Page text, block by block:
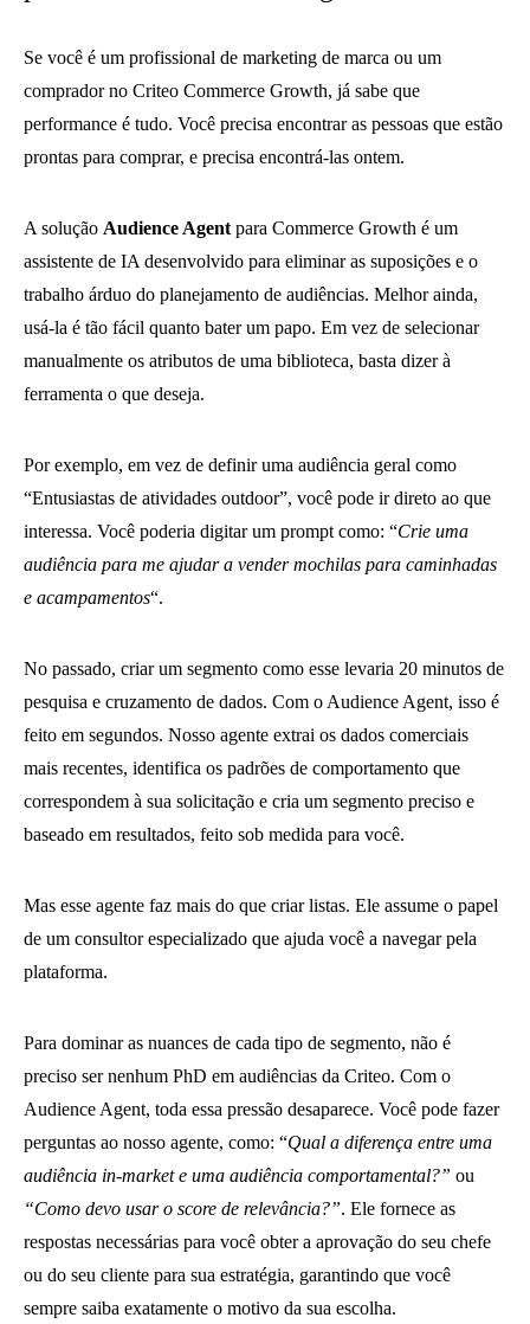
Se você é um profissional de marketing de marca ou um
comprador no Criteo Commerce Growth, já sabe que
performance é tudo. Você precisa encontrar as pessoas que estão
prontas para comprar, e precisa encontrá-las ontem.
A solução Audience Agent para Commerce Growth é um
assistente de IA desenvolvido para eliminar as suposições e o
trabalho árduo do planejamento de audiências. Melhor ainda,
usá-la é tão fácil quanto bater um papo. Em vez de selecionar
manualmente os atributos de uma biblioteca, basta dizer à
ferramenta o que deseja.
Por exemplo, em vez de definir uma audiência geral como
“Entusiastas de atividades outdoor”, você pode ir direto ao que
interessa. Você poderia digitar um prompt como: “Crie uma
audiência para me ajudar a vender mochilas para caminhadas
e acampamentos“.
No passado, criar um segmento como esse levaria 20 minutos de
pesquisa e cruzamento de dados. Com o Audience Agent, isso é
feito em segundos. Nosso agente extrai os dados comerciais
mais recentes, identifica os padrões de comportamento que
correspondem à sua solicitação e cria um segmento preciso e
baseado em resultados, feito sob medida para você.
Mas esse agente faz mais do que criar listas. Ele assume o papel
de um consultor especializado que ajuda você a navegar pela
plataforma.
Para dominar as nuances de cada tipo de segmento, não é
preciso ser nenhum PhD em audiências da Criteo. Com o
Audience Agent, toda essa pressão desaparece. Você pode fazer
perguntas ao nosso agente, como: “Qual a diferença entre uma
audiência in-market e uma audiência comportamental?” ou
“Como devo usar o score de relevância?”. Ele fornece as
respostas necessárias para você obter a aprovação do seu chefe
ou do seu cliente para sua estratégia, garantindo que você
sempre saiba exatamente o motivo da sua escolha.